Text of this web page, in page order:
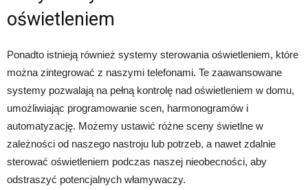
oświetleniem
Ponadto istnieją również systemy sterowania oświetleniem, które
można zintegrować z naszymi telefonami. Te zaawansowane
systemy pozwalają na pełną kontrolę nad oświetleniem w domu,
umożliwiając programowanie scen, harmonogramów i
automatyzację. Możemy ustawić różne sceny świetlne w
zależności od naszego nastroju lub potrzeb, a nawet zdalnie
sterować oświetleniem podczas naszej nieobecności, aby
odstraszyć potencjalnych włamywaczy.